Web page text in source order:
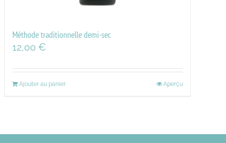
Méthode traditionnelle demi-sec
12,00 €
Ajouter au panier Aperçu